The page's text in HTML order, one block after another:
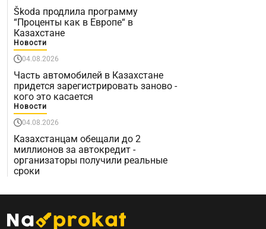
Škoda продлила программу
“Проценты как в Европе“ в
Казахстане
Новости
04.08.2026
Часть автомобилей в Казахстане
придется зарегистрировать заново -
кого это касается
Новости
04.08.2026
Казахстанцам обещали до 2
миллионов за автокредит -
организаторы получили реальные
сроки